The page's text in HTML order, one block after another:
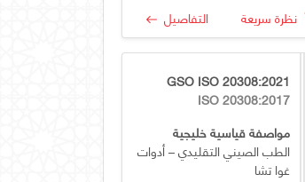
نظرة سريعة التفاصيل
GSO ISO 20308:2021
ISO 20308:2017
مواصفة قياسية خليجية
الطب الصيني التقليدي – أدوات
غوا تشا